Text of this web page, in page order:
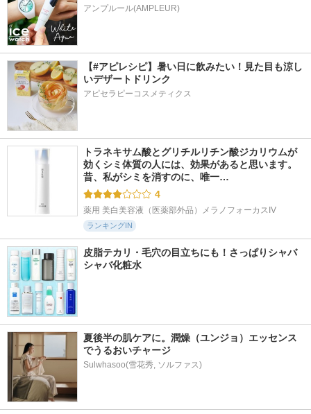
アンプルール(AMPLEUR)
【#アピレシピ】暑い日に飲みたい！見た目も涼し
いデザートドリンク
アピセラピーコスメティクス
トラネキサム酸とグリチルリチン酸ジカリウムが
効くシミ体質の人には、効果があると思います。
昔、私がシミを消すのに、唯一…
4
薬用 美白美容液（医薬部外品）メラノフォーカスIV
ランキングIN
皮脂テカリ・毛穴の目立ちにも！さっぱりシャバ
シャバ化粧水
夏後半の肌ケアに。潤燥（ユンジョ）エッセンス
でうるおいチャージ
Sulwhasoo(雪花秀, ソルファス)